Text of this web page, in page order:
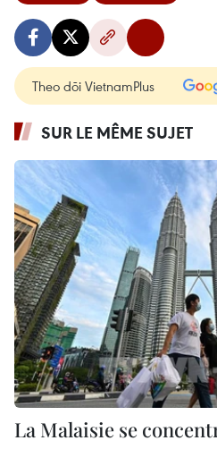
Theo dõi VietnamPlus
SUR LE MÊME SUJET
La Malaisie se